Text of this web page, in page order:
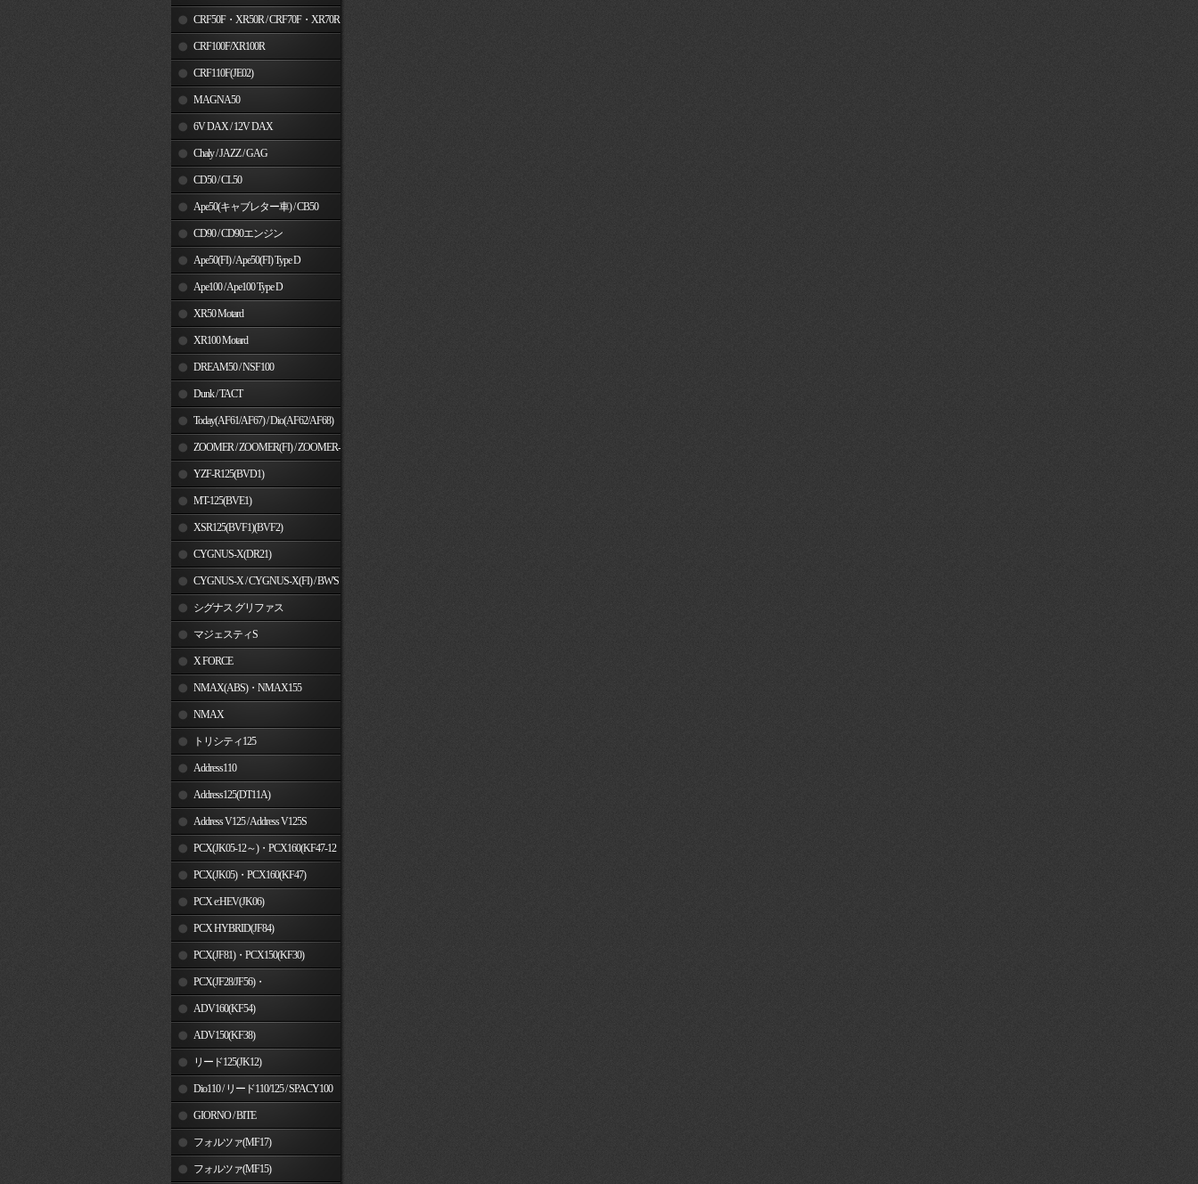
CRF50F・XR50R / CRF70F・XR70R
CRF100F/XR100R
CRF110F(JE02)
MAGNA50
6V DAX / 12V DAX
Chaly / JAZZ / GAG
CD50 / CL50
Ape50(キャブレター車) / CB50
CD90 / CD90エンジン
Ape50(FI) / Ape50(FI) Type D
Ape100 / Ape100 Type D
XR50 Motard
XR100 Motard
DREAM50 / NSF100
Dunk / TACT
Today(AF61/AF67) / Dio(AF62/AF68)
ZOOMER / ZOOMER(FI) / ZOOMER-
YZF-R125(BVD1)
MT-125(BVE1)
XSR125(BVF1)(BVF2)
CYGNUS-X(DR21)
CYGNUS-X / CYGNUS-X(FI) / BW'S
125 シグナス グリファス
マジェスティS
X FORCE
NMAX(ABS)・NMAX155
NMAX
トリシティ125
Address110
Address125(DT11A)
Address V125 / Address V125S
PCX(JK05-12～)・PCX160(KF47-12
～) PCX(JK05)・PCX160(KF47)
PCX e:HEV(JK06)
PCX HYBRID(JF84)
PCX(JF81)・PCX150(KF30)
PCX(JF28/JF56)・
PCX150(KF12/KF18)
ADV160(KF54)
ADV150(KF38)
リード125(JK12)
Dio110 / リード110/125 / SPACY100
GIORNO / BITE
フォルツァ(MF17)
フォルツァ(MF15)